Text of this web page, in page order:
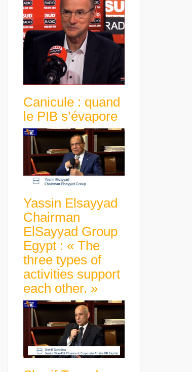
Canicule : quand
le PIB s’évapore
Yassin Elsayyad
Chairman
ElSayyad Group
Egypt : « The
three types of
activities support
each other. »